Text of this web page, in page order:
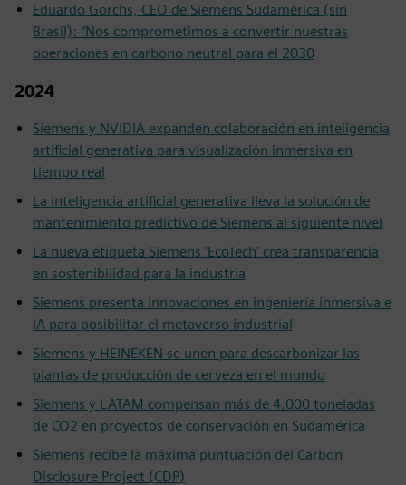
Eduardo Gorchs, CEO de Siemens Sudamérica (sin
Brasil): “Nos comprometimos a convertir nuestras
operaciones en carbono neutral para el 2030
2024
Siemens y NVIDIA expanden colaboración en inteligencia
artificial generativa para visualización inmersiva en
tiempo real
La inteligencia artificial generativa lleva la solución de
mantenimiento predictivo de Siemens al siguiente nivel
La nueva etiqueta Siemens 'EcoTech' crea transparencia
en sostenibilidad para la industria
Siemens presenta innovaciones en ingeniería inmersiva e
IA para posibilitar el metaverso industrial
Siemens y HEINEKEN se unen para descarbonizar las
plantas de producción de cerveza en el mundo
Siemens y LATAM compensan más de 4.000 toneladas
de CO2 en proyectos de conservación en Sudamérica
Siemens recibe la máxima puntuación del Carbon
Disclosure Project (CDP)